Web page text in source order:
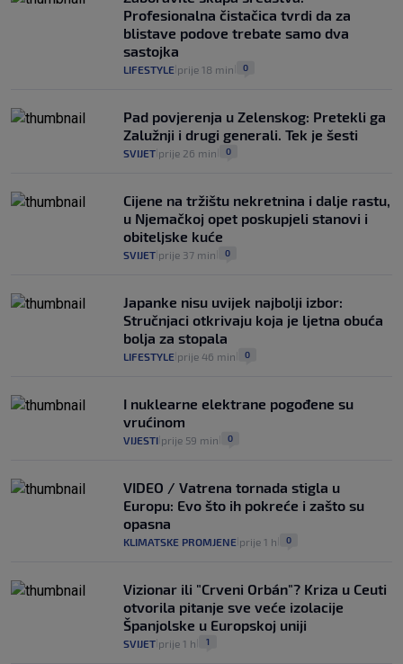
se dogodilo ništa. Vlada se zaljubila u te
intervencije"
30. srp. 25
Profesionalna čistačica tvrdi da za
blistave podove trebate samo dva
sastojka
LIFESTYLE prije 18 min 0
Pad povjerenja u Zelenskog: Pretekli ga
Zalužnji i drugi generali. Tek je šesti
SVIJET prije 26 min 0
Cijene na tržištu nekretnina i dalje rastu,
u Njemačkoj opet poskupjeli stanovi i
obiteljske kuće
SVIJET prije 37 min 0
Japanke nisu uvijek najbolji izbor:
Stručnjaci otkrivaju koja je ljetna obuća
bolja za stopala
LIFESTYLE prije 46 min 0
I nuklearne elektrane pogođene su
vrućinom
VIJESTI prije 59 min 0
VIDEO / Vatrena tornada stigla u
Europu: Evo što ih pokreće i zašto su
opasna
KLIMATSKE PROMJENE prije 1 h 0
Vizionar ili "Crveni Orbán"? Kriza u Ceuti
otvorila pitanje sve veće izolacije
Španjolske u Europskoj uniji
SVIJET prije 1 h 1